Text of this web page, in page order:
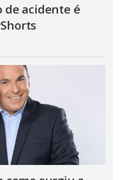
de acidente é